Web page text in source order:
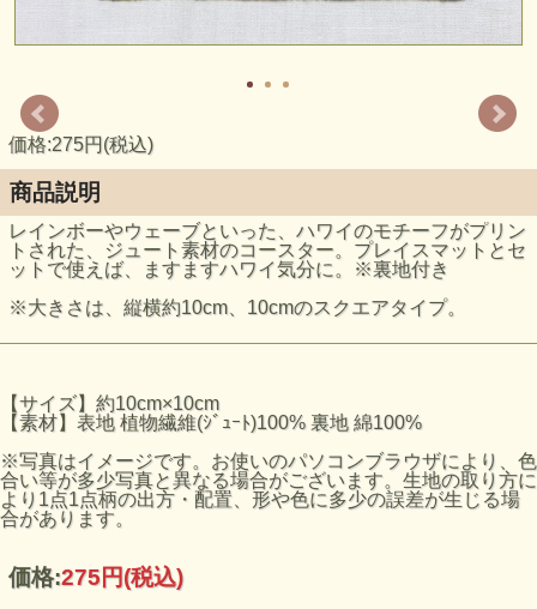
価格:275円(税込)
商品説明
レインボーやウェーブといった、ハワイのモチーフがプリン
トされた、ジュート素材のコースター。プレイスマットとセ
ットで使えば、ますますハワイ気分に。※裏地付き
※大きさは、縦横約10cm、10cmのスクエアタイプ。
【サイズ】約10cm×10cm
【素材】表地 植物繊維(ｼﾞｭｰﾄ)100% 裏地 綿100%
※写真はイメージです。お使いのパソコンブラウザにより、色
合い等が多少写真と異なる場合がございます。生地の取り方に
より1点1点柄の出方・配置、形や色に多少の誤差が生じる場
合があります。
価格:275円(税込)